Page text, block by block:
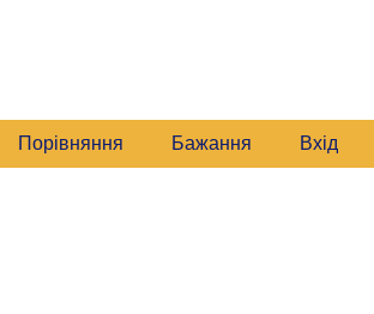
Порівняння Бажання Вхід